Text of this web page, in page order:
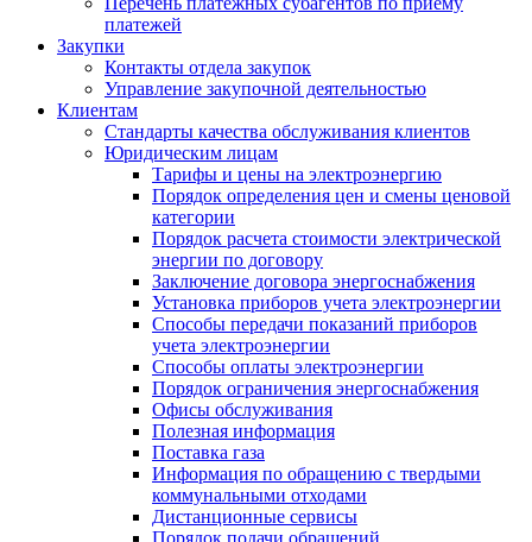
платежей
Закупки
Контакты отдела закупок
Управление закупочной деятельностью
Клиентам
Стандарты качества обслуживания клиентов
Юридическим лицам
Тарифы и цены на электроэнергию
Порядок определения цен и смены ценовой
категории
Порядок расчета стоимости электрической
энергии по договору
Заключение договора энергоснабжения
Установка приборов учета электроэнергии
Способы передачи показаний приборов
учета электроэнергии
Способы оплаты электроэнергии
Порядок ограничения энергоснабжения
Офисы обслуживания
Полезная информация
Поставка газа
Информация по обращению с твердыми
коммунальными отходами
Дистанционные сервисы
Порядок подачи обращений